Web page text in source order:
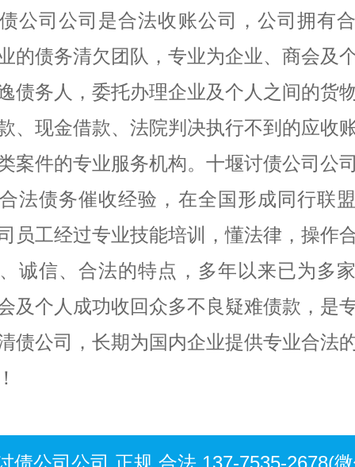
公司公司是合法收账公司，公司拥有
的债务清欠团队，专业为企业、商会及
债务人，委托办理企业及个人之间的货
、现金借款、法院判决执行不到的应收
案件的专业服务机构。十堰讨债公司公
法债务催收经验，在全国形成同行联
员工经过专业技能培训，懂法律，操作
诚信、合法的特点，多年以来已为多
及个人成功收回众多不良疑难债款，是
债公司，长期为国内企业提供专业合法